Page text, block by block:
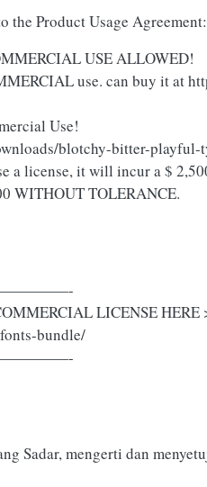
Product Usage Agreement:
USE ALLOWED!
use. can buy it at
Use!
blotchy-bitter-playful-
a license, it will incur a $
WITHOUT TOLERANCE.
LICENSE
bundle/
Sadar, mengerti dan